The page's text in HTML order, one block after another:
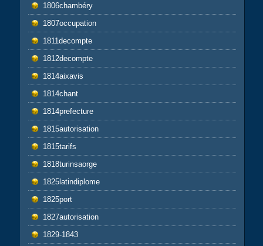
1806chambéry
1807occupation
1811decompte
1812decompte
1814aixavis
1814chant
1814prefecture
1815autorisation
1815tarifs
1818turinsaorge
1825latindiplome
1825port
1827autorisation
1829-1843